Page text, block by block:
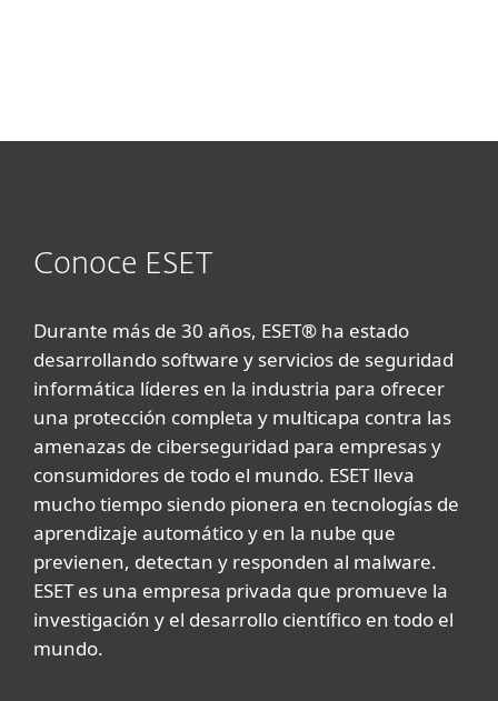
Conoce ESET
Durante más de 30 años, ESET® ha estado
desarrollando software y servicios de seguridad
informática líderes en la industria para ofrecer
una protección completa y multicapa contra las
amenazas de ciberseguridad para empresas y
consumidores de todo el mundo. ESET lleva
mucho tiempo siendo pionera en tecnologías de
aprendizaje automático y en la nube que
previenen, detectan y responden al malware.
ESET es una empresa privada que promueve la
investigación y el desarrollo científico en todo el
mundo.